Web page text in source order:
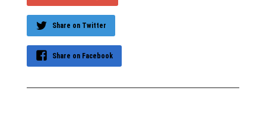
Share on Twitter
Share on Facebook